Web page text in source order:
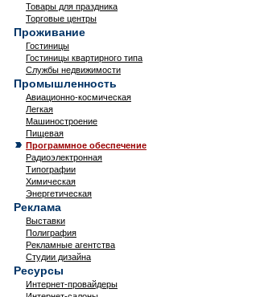
Товары для праздника
Торговые центры
Проживание
Гостиницы
Гостиницы квартирного типа
Службы недвижимости
Промышленность
Авиационно-космическая
Легкая
Машиностроение
Пищевая
Программное обеспечение
Радиоэлектронная
Типографии
Химическая
Энергетическая
Реклама
Выставки
Полиграфия
Рекламные агентства
Студии дизайна
Ресурсы
Интернет-провайдеры